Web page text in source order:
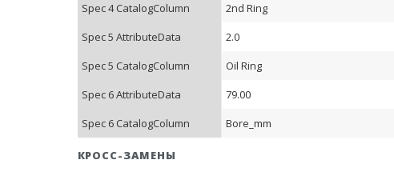
Spec 4 CatalogColumn
2nd Ring
Spec 5 AttributeData
2.0
Spec 5 CatalogColumn
Oil Ring
Spec 6 AttributeData
79.00
Spec 6 CatalogColumn
Bore_mm
КРОСС-ЗАМЕНЫ